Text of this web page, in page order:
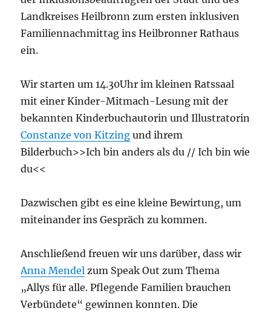
Landkreises Heilbronn zum ersten inklusiven
Familiennachmittag ins Heilbronner Rathaus
ein.
Wir starten um 14.30Uhr im kleinen Ratssaal
mit einer Kinder-Mitmach-Lesung mit der
bekannten Kinderbuchautorin und Illustratorin
Constanze von Kitzing und ihrem
Bilderbuch>>Ich bin anders als du // Ich bin wie
du<<
Dazwischen gibt es eine kleine Bewirtung, um
miteinander ins Gespräch zu kommen.
Anschließend freuen wir uns darüber, dass wir
Anna Mendel zum Speak Out zum Thema
„Allys für alle. Pflegende Familien brauchen
Verbündete“ gewinnen konnten. Die